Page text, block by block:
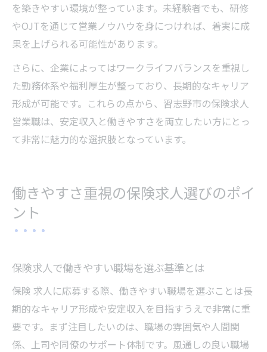
を築きやすい環境が整っています。未経験者でも、研修
やOJTを通じて営業ノウハウを身につければ、着実に成
果を上げられる可能性があります。
さらに、企業によってはワークライフバランスを重視し
た勤務体系や福利厚生が整っており、長期的なキャリア
形成が可能です。これらの点から、習志野市の保険求人
営業職は、安定収入と働きやすさを両立したい方にとっ
て非常に魅力的な選択肢となっています。
働きやすさ重視の保険求人選びのポイ
ント
保険求人で働きやすい職場を選ぶ基準とは
保険 求人に応募する際、働きやすい職場を選ぶことは長
期的なキャリア形成や安定収入を目指すうえで非常に重
要です。まず注目したいのは、職場の雰囲気や人間関
係、上司や同僚のサポート体制です。風通しの良い職場